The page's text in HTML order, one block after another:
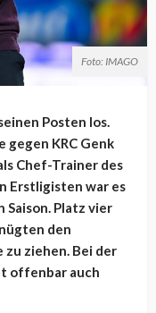
Foto: IMAGO
Posten los.
gegen KRC Genk
Chef-Trainer des
Erstligisten war es
Saison. Platz vier
den
ziehen. Bei der
offenbar auch